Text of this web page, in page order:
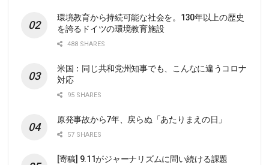
環境教育から持続可能な社会を。130年以上の歴史
を誇るドイツの環境教育施設
488 SHARES
米国：同じ共和党州知事でも、こんなに違うコロナ
対応
95 SHARES
原発事故から7年、戻らぬ「あたりまえの日」
57 SHARES
[寄稿] 9.11がジャーナリズムに問い続ける課題